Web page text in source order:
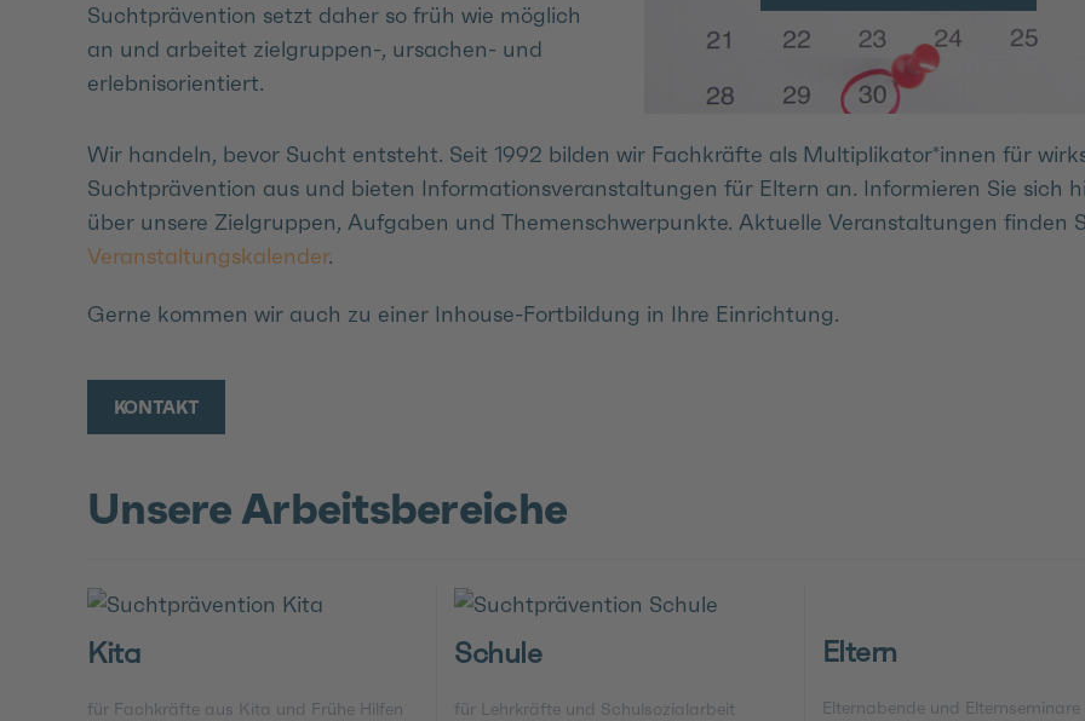
Suchtprävention setzt daher so früh wie möglich
an und arbeitet zielgruppen-, ursachen- und
erlebnisorientiert.
Wir handeln, bevor Sucht entsteht. Seit 1992 bilden wir Fachkräfte als Multiplikator*innen für
Suchtprävention aus und bieten Informationsveranstaltungen für Eltern an. Informieren Sie sich
über unsere Zielgruppen, Aufgaben und Themenschwerpunkte. Aktuelle Veranstaltungen finden
Veranstaltungskalender.
Gerne kommen wir auch zu einer Inhouse-Fortbildung in Ihre Einrichtung.
KONTAKT
Unsere Arbeitsbereiche
Kita
für Fachkräfte aus Kita und Frühe Hilfen
Schule
für Lehrkräfte und Schulsozialarbeit
Eltern
Elternabende und Elternseminare